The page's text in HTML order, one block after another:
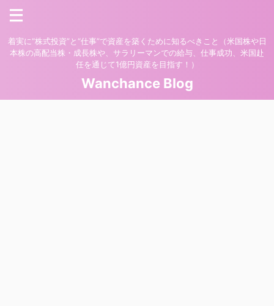
着実に“株式投資”と“仕事”で資産を築くために知るべきこと（米国株や日
本株の高配当株・成長株や、サラリーマンでの給与、仕事成功、米国赴
任を通じて1億円資産を目指す！）
Wanchance Blog